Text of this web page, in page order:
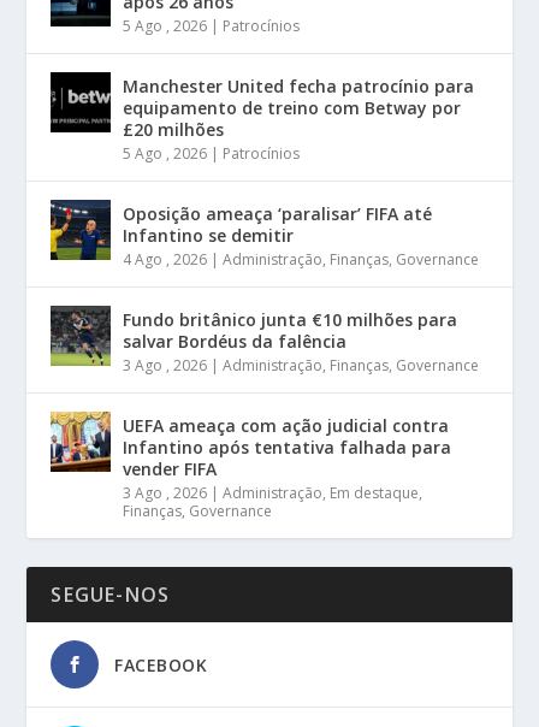
5 Ago , 2026 | Patrocínios
Manchester United fecha patrocínio para
equipamento de treino com Betway por
£20 milhões
5 Ago , 2026 | Patrocínios
Oposição ameaça ‘paralisar’ FIFA até
Infantino se demitir
4 Ago , 2026 |Administração, Finanças, Governance
Fundo britânico junta €10 milhões para
salvar Bordéus da falência
3 Ago , 2026 |Administração, Finanças, Governance
UEFA ameaça com ação judicial contra
Infantino após tentativa falhada para
vender FIFA
3 Ago , 2026 |Administração, Em destaque,
Finanças, Governance
SEGUE-NOS
FACEBOOK